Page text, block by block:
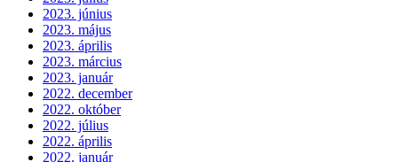
2023. június
2023. május
2023. április
2023. március
2023. január
2022. december
2022. október
2022. július
2022. április
2022. január